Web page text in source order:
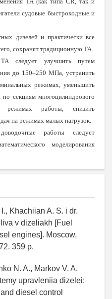
судовые быстроходные и
дизелей и практически все
сохранят традиционную ТА.
следует улучшить путем
до 150–250 МПа, устранить
режимах, уменьшить
по секциям многоцилиндрового
режимах работы, снизить
на режимах малых нагрузок.
работы следует
моделирования
Khachiian A. S. i dr.
v dizeliakh [Fuel
engines]. Moscow,
359 p.
N. A., Markov V. A.
upravleniia dizelei:
diesel control